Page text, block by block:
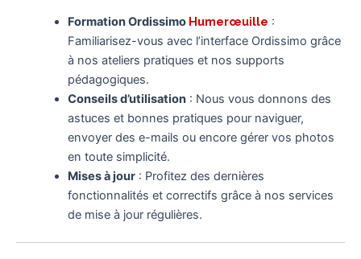
Formation Ordissimo Humerœuille :
Familiarisez-vous avec l’interface Ordissimo grâce
à nos ateliers pratiques et nos supports
pédagogiques.
Conseils d’utilisation: Nous vous donnons des
astuces et bonnes pratiques pour naviguer,
envoyer des e-mails ou encore gérer vos photos
en toute simplicité.
Mises à jour: Profitez des dernières
fonctionnalités et correctifs grâce à nos services
de mise à jour régulières.